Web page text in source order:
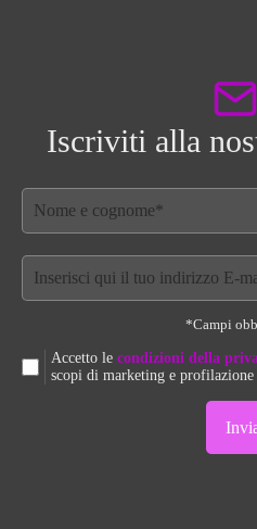
Iscriviti alla
*Campi
Accetto le condizioni della
scopi di marketing e profilazione